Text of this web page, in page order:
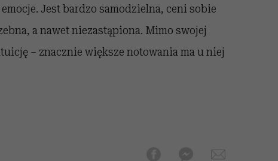
Jest bardzo samodzielna, ceni sobie
a nawet niezastąpiona. Mimo swojej
– znacznie większe notowania ma u niej